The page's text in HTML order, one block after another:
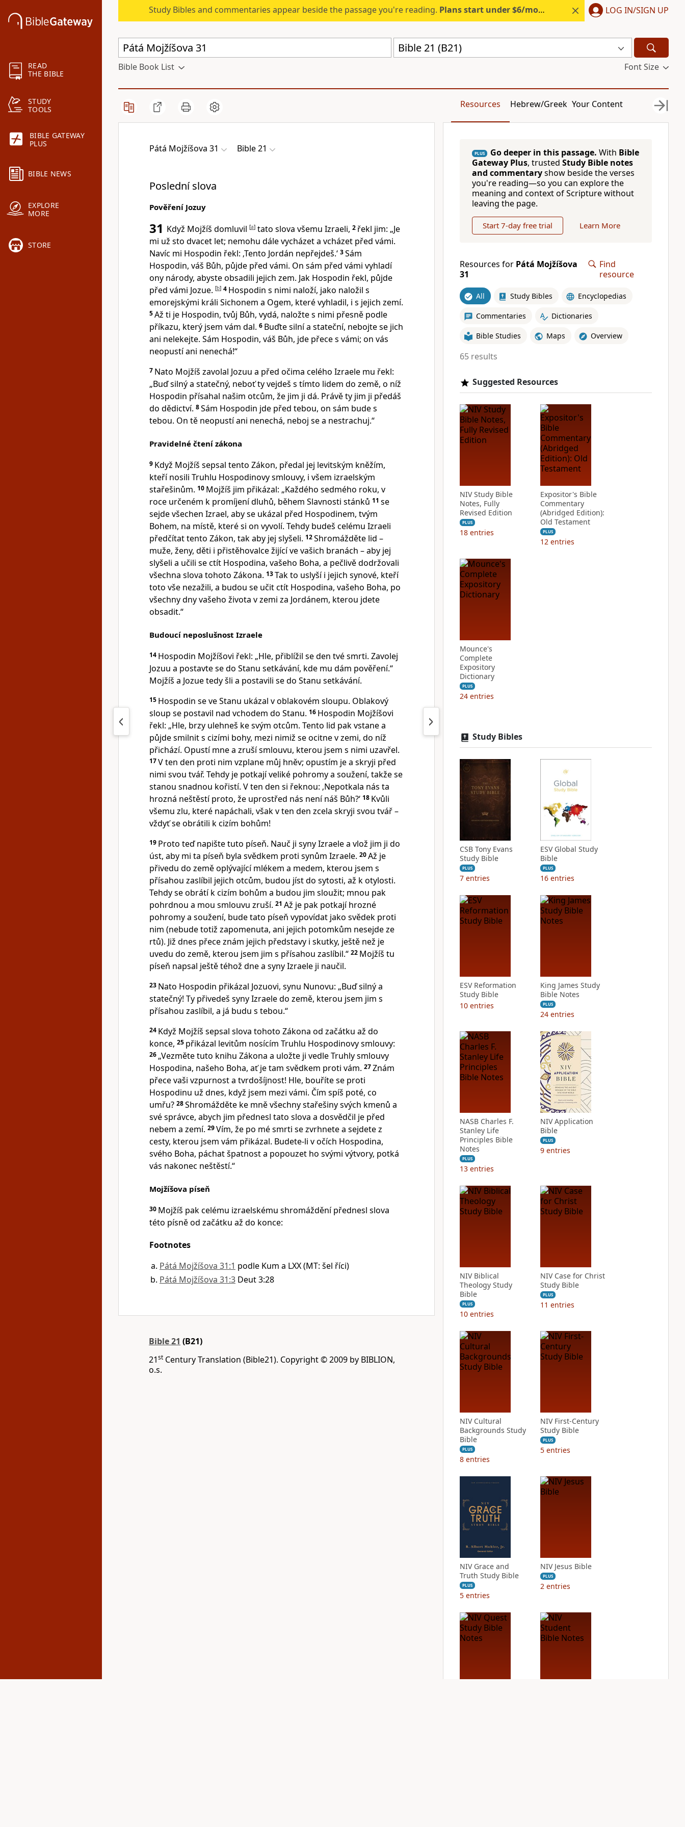
READ
THE BIBLE
STUDY
TOOLS
BIBLE GATEWAY
PLUS
BIBLE NEWS
EXPLORE
MORE
STORE
Study Bibles and commentaries appear beside the passage you're reading. Plans start under $6/month. Start free. LOG IN/SIGN UP
Bible 21 (B21)
Bible Book List Font Size
Resources Hebrew/Greek Your Content
Pátá Mojžíšova 31 Bible 21
Poslední slova
Pověření Jozuy
31 Když Mojžíš domluvil [a] tato slova všemu Izraeli, 2 řekl jim: „Je
mi už sto dvacet let; nemohu dále vycházet a vcházet před vámi.
Navíc mi Hospodin řekl: ‚Tento Jordán nepřejdeš.‘ 3Sám
Hospodin, váš Bůh, půjde před vámi. On sám před vámi vyhladí
ony národy, abyste obsadili jejich zem. Jak Hospodin řekl, půjde
před vámi Jozue. [b] 4 Hospodin s nimi naloží, jako naložil s
emorejskými králi Sichonem a Ogem, které vyhladil, i s jejich zemí.
5Až ti je Hospodin, tvůj Bůh, vydá, naložte s nimi přesně podle
příkazu, který jsem vám dal. 6 Buďte silní a stateční, nebojte se jich
ani nelekejte. Sám Hospodin, váš Bůh, jde přece s vámi; on vás
neopustí ani nenechá!“
7 Nato Mojžíš zavolal Jozuu a před očima celého Izraele mu řekl:
„Buď silný a statečný, neboť ty vejdeš s tímto lidem do země, o níž
Hospodin přísahal našim otcům, že jim ji dá. Právě ty jim ji předáš
do dědictví. 8Sám Hospodin jde před tebou, on sám bude s
tebou. On tě neopustí ani nenechá, neboj se a nestrachuj.“
Pravidelné čtení zákona
9 Když Mojžíš sepsal tento Zákon, předal jej levitským kněžím,
kteří nosili Truhlu Hospodinovy smlouvy, i všem izraelským
stařešinům. 10 Mojžíš jim přikázal: „Každého sedmého roku, v
roce určeném k promíjení dluhů, během Slavnosti stánků 11 se
sejde všechen Izrael, aby se ukázal před Hospodinem, tvým
Bohem, na místě, které si on vyvolí. Tehdy budeš celému Izraeli
předčítat tento Zákon, tak aby jej slyšeli. 12Shromážděte lid –
muže, ženy, děti i přistěhovalce žijící ve vašich branách – aby jej
slyšeli a učili se ctít Hospodina, vašeho Boha, a pečlivě dodržovali
všechna slova tohoto Zákona. 13Tak to uslyší i jejich synové, kteří
toto vše nezažili, a budou se učit ctít Hospodina, vašeho Boha, po
všechny dny vašeho života v zemi za Jordánem, kterou jdete
obsadit.“
Budoucí neposlušnost Izraele
14 Hospodin Mojžíšovi řekl: „Hle, přiblížil se den tvé smrti. Zavolej
Jozuu a postavte se do Stanu setkávání, kde mu dám pověření.“
Mojžíš a Jozue tedy šli a postavili se do Stanu setkávání.
15 Hospodin se ve Stanu ukázal v oblakovém sloupu. Oblakový
sloup se postavil nad vchodem do Stanu. 16 Hospodin Mojžíšovi
řekl: „Hle, brzy ulehneš ke svým otcům. Tento lid pak vstane a
půjde smilnit s cizími bohy, mezi nimiž se ocitne v zemi, do níž
přichází. Opustí mne a zruší smlouvu, kterou jsem s nimi uzavřel.
17V ten den proti nim vzplane můj hněv; opustím je a skryji před
nimi svou tvář. Tehdy je potkají veliké pohromy a soužení, takže se
stanou snadnou kořistí. V ten den si řeknou: ‚Nepotkala nás ta
hrozná neštěstí proto, že uprostřed nás není náš Bůh?‘ 18 Kvůli
všemu zlu, které napáchali, však v ten den zcela skryji svou tvář –
vždyť se obrátili k cizím bohům!
19 Proto teď napište tuto píseň. Nauč ji syny Izraele a vlož jim ji do
úst, aby mi ta píseň byla svědkem proti synům Izraele. 20Až je
přivedu do země oplývající mlékem a medem, kterou jsem s
přísahou zaslíbil jejich otcům, budou jíst do sytosti, až k otylosti.
Tehdy se obrátí k cizím bohům a budou jim sloužit; mnou pak
pohrdnou a mou smlouvu zruší. 21 Až je pak potkají hrozné
pohromy a soužení, bude tato píseň vypovídat jako svědek proti
nim (nebude totiž zapomenuta, ani jejich potomkům nesejde ze
rtů). Již dnes přece znám jejich představy i skutky, ještě než je
uvedu do země, kterou jsem jim s přísahou zaslíbil.“ 22 Mojžíš tu
píseň napsal ještě téhož dne a syny Izraele ji naučil.
23 Nato Hospodin přikázal Jozuovi, synu Nunovu: „Buď silný a
statečný! Ty přivedeš syny Izraele do země, kterou jsem jim s
přísahou zaslíbil, a já budu s tebou.“
24 Když Mojžíš sepsal slova tohoto Zákona od začátku až do
konce, 25 přikázal levitům nosícím Truhlu Hospodinovy smlouvy:
26 „Vezměte tuto knihu Zákona a uložte ji vedle Truhly smlouvy
Hospodina, našeho Boha, ať je tam svědkem proti vám. 27Znám
přece vaši vzpurnost a tvrdošíjnost! Hle, bouříte se proti
Hospodinu už dnes, když jsem mezi vámi. Čím spíš poté, co
umřu? 28Shromážděte ke mně všechny stařešiny svých kmenů a
své správce, abych jim přednesl tato slova a dosvědčil je před
nebem a zemí. 29Vím, že po mé smrti se zvrhnete a sejdete z
cesty, kterou jsem vám přikázal. Budete-li v očích Hospodina,
svého Boha, páchat špatnost a popouzet ho svými výtvory, potká
vás nakonec neštěstí.“
Mojžíšova píseň
30 Mojžíš pak celému izraelskému shromáždění přednesl slova
této písně od začátku až do konce:
Footnotes
Pátá Mojžíšova 31:1 podle Kum a LXX (MT: šel říci)
Pátá Mojžíšova 31:3 Deut 3:28
Bible 21 (B21)
21st Century Translation (Bible21). Copyright © 2009 by BIBLION,
o.s.
PLUS Go deeper in this passage. With Bible
Gateway Plus, trusted Study Bible notes
and commentaryshow beside the verses
you're reading—so you can explore the
meaning and context of Scripture without
leaving the page.
Start 7-day free trial Learn More
Resources for Pátá Mojžíšova
31
Find
resource
All Study Bibles Encyclopedias
Commentaries Dictionaries
Bible Studies Maps Overview
65 results
Suggested Resources
NIV Study Bible
Notes, Fully
Revised Edition
PLUS
18 entries
Expositor's Bible
Commentary
(Abridged Edition):
Old Testament
PLUS
12 entries
Mounce's
Complete
Expository
Dictionary
PLUS
24 entries
Study Bibles
CSB Tony Evans
Study Bible
PLUS
7 entries
ESV Global Study
Bible
PLUS
16 entries
ESV Reformation
Study Bible
10 entries
King James Study
Bible Notes
PLUS
24 entries
NASB Charles F.
Stanley Life
Principles Bible
Notes
PLUS
13 entries
NIV Application
Bible
PLUS
9 entries
NIV Biblical
Theology Study
Bible
PLUS
10 entries
NIV Case for Christ
Study Bible
PLUS
11 entries
NIV Cultural
Backgrounds Study
Bible
PLUS
8 entries
NIV First-Century
Study Bible
PLUS
5 entries
NIV Grace and
Truth Study Bible
PLUS
5 entries
NIV Jesus Bible
PLUS
2 entries